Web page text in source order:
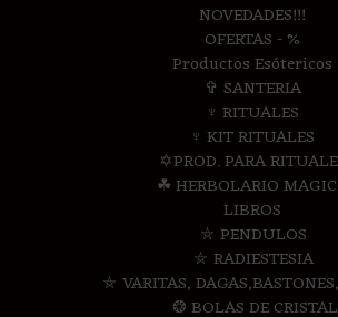
NOVEDADES!!!
OFERTAS - %
Productos Esótericos
✞ SANTERIA
♆ RITUALES
♆ KIT RITUALES
✡PROD. PARA
☘ HERBOLARIO
LIBROS
⛤ PENDULOS
⛤ RADIESTESIA
⛤ VARITAS,
❂ BOLAS DE CRISTAL